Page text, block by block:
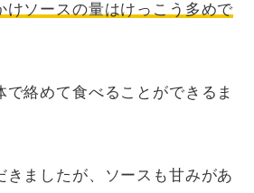
けソースの量はけっこう多めで
で絡めて食べることができるま
きましたが、ソースも甘みがあ